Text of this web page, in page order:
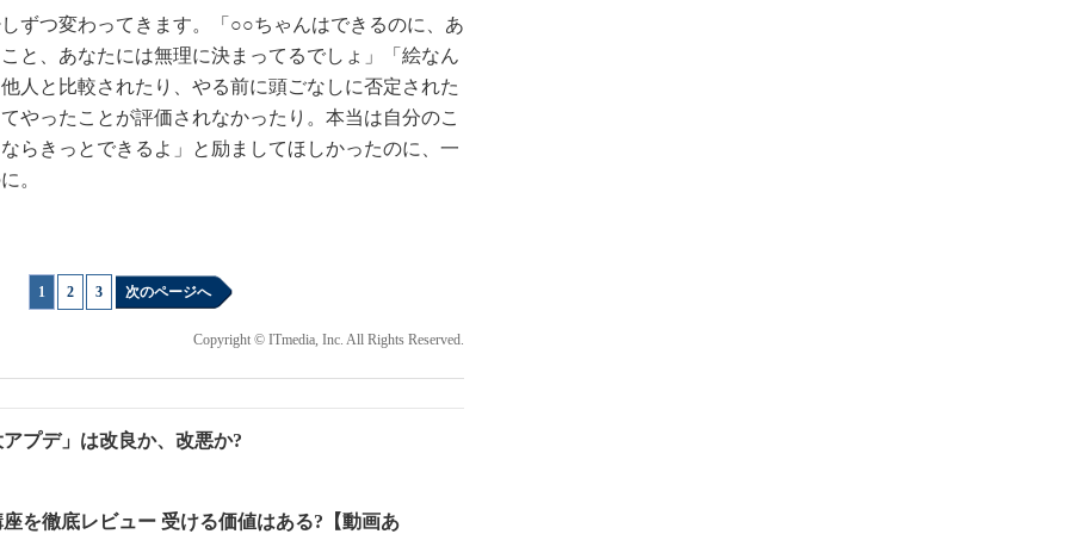
つ変わってきます。「○○ちゃんはできるのに、あ
と、あなたには無理に決まってるでしょ」「絵なん
人と比較されたり、やる前に頭ごなしに否定された
やったことが評価されなかったり。本当は自分のこ
らきっとできるよ」と励ましてほしかったのに、一
。
1 2 3 次のページへ
Copyright © ITmedia, Inc. All Rights Reserved.